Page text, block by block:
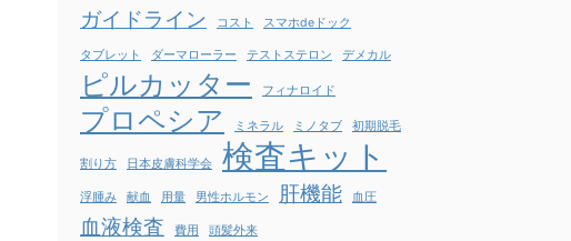
ガイドライン コスト スマホdeドック
タブレット ダーマローラー テストステロン デメカル
ピルカッター フィナロイド
プロペシア ミネラル ミノタブ 初期脱毛
割り方 日本皮膚科学会 検査キット
浮腫み 献血 用量 男性ホルモン 肝機能 血圧
血液検査 費用 頭髪外来